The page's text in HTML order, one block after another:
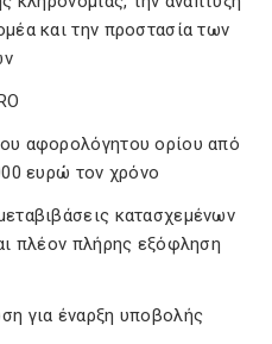
και την προστασία των
αφορολόγητου ορίου από
ευρώ τον χρόνο
κατασχεμένων
πλέον πλήρης εξόφληση
για έναρξη υποβολής